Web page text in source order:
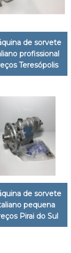
de sorvete
profissional
Teresópolis
de sorvete
pequena
Pirai do Sul